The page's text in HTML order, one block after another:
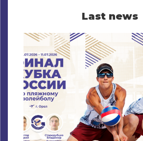
Last news